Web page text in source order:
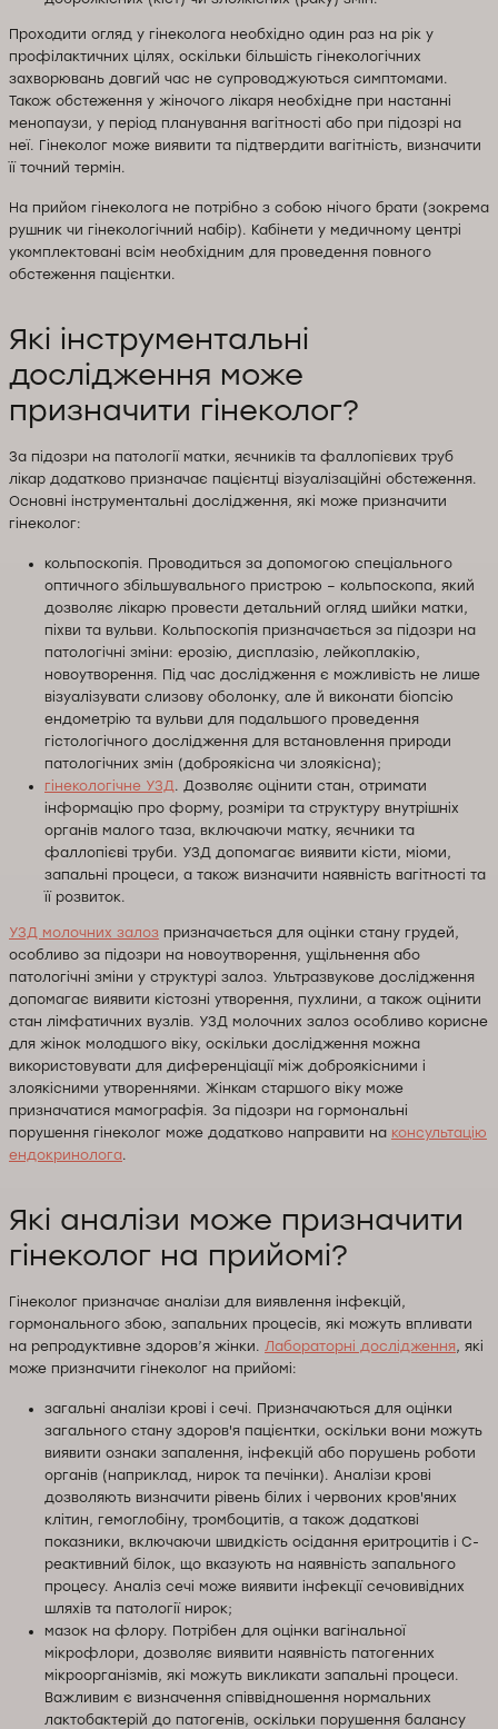
Проходити огляд у гінеколога необхідно один раз на рік у
профілактичних цілях, оскільки більшість гінекологічних
захворювань довгий час не супроводжуються симптомами.
Також обстеження у жіночого лікаря необхідне при настанні
менопаузи, у період планування вагітності або при підозрі на
неї. Гінеколог може виявити та підтвердити вагітність, визначити
її точний термін.
На прийом гінеколога не потрібно з собою нічого брати (зокрема
рушник чи гінекологічний набір). Кабінети у медичному центрі
укомплектовані всім необхідним для проведення повного
обстеження пацієнтки.
Які інструментальні
дослідження може
призначити гінеколог?
За підозри на патології матки, яєчників та фаллопієвих труб
лікар додатково призначає пацієнтці візуалізаційні обстеження.
Основні інструментальні дослідження, які може призначити
гінеколог:
кольпоскопія. Проводиться за допомогою спеціального
оптичного збільшувального пристрою – кольпоскопа, який
дозволяє лікарю провести детальний огляд шийки матки,
піхви та вульви. Кольпоскопія призначається за підозри на
патологічні зміни: ерозію, дисплазію, лейкоплакію,
новоутворення. Під час дослідження є можливість не лише
візуалізувати слизову оболонку, але й виконати біопсію
ендометрію та вульви для подальшого проведення
гістологічного дослідження для встановлення природи
патологічних змін (доброякісна чи злоякісна);
гінекологічне УЗД . Дозволяє оцінити стан, отримати
інформацію про форму, розміри та структуру внутрішніх
органів малого таза, включаючи матку, яєчники та
фаллопієві труби. УЗД допомагає виявити кісти, міоми,
запальні процеси, а також визначити наявність вагітності та
її розвиток.
УЗД молочних залоз призначається для оцінки стану грудей,
особливо за підозри на новоутворення, ущільнення або
патологічні зміни у структурі залоз. Ультразвукове дослідження
допомагає виявити кістозні утворення, пухлини, а також оцінити
стан лімфатичних вузлів. УЗД молочних залоз особливо корисне
для жінок молодшого віку, оскільки дослідження можна
використовувати для диференціації між доброякісними і
злоякісними утвореннями. Жінкам старшого віку може
призначатися мамографія. За підозри на гормональні
порушення гінеколог може додатково направити на консультацію
ендокринолога.
Які аналізи може призначити
гінеколог на прийомі?
Гінеколог призначає аналізи для виявлення інфекцій,
гормонального збою, запальних процесів, які можуть впливати
на репродуктивне здоров’я жінки. Лабораторні дослідження , які
може призначити гінеколог на прийомі:
загальні аналізи крові і сечі. Призначаються для оцінки
загального стану здоров'я пацієнтки, оскільки вони можуть
виявити ознаки запалення, інфекцій або порушень роботи
органів (наприклад, нирок та печінки). Аналізи крові
дозволяють визначити рівень білих і червоних кров'яних
клітин, гемоглобіну, тромбоцитів, а також додаткові
показники, включаючи швидкість осідання еритроцитів і С-
реактивний білок, що вказують на наявність запального
процесу. Аналіз сечі може виявити інфекції сечовивідних
шляхів та патології нирок;
мазок на флору. Потрібен для оцінки вагінальної
мікрофлори, дозволяє виявити наявність патогенних
мікроорганізмів, які можуть викликати запальні процеси.
Важливим є визначення співвідношення нормальних
лактобактерій до патогенів, оскільки порушення балансу